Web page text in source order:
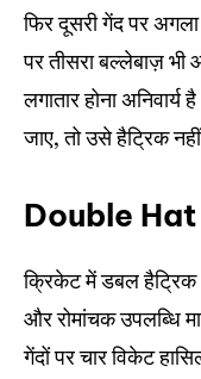
फिर दूसरी गेंद पर
पर तीसरा बल्लेबाज़ भी
लगातार होना
जाए, तो उसे हैट्रिक नहीं
Double Hat
क्रिकेट में डबल
और रोमांचक उपलब्धि
गेंदों पर चार विकेट